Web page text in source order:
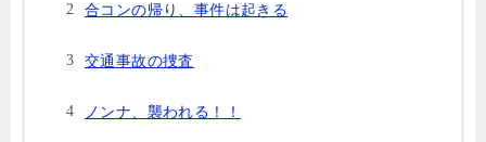
合コンの帰り、事件は起きる
交通事故の捜査
ノンナ、襲われる！！